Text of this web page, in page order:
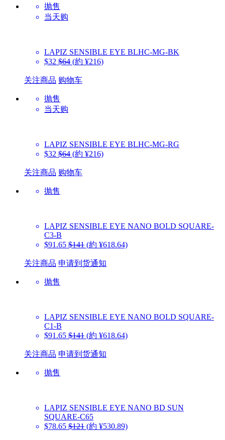
抛售
当天购
LAPIZ SENSIBLE EYE BLHC-MG-BK
$32 $64 (約 ¥216)
关注商品 购物车
抛售
当天购
LAPIZ SENSIBLE EYE BLHC-MG-RG
$32 $64 (約 ¥216)
关注商品 购物车
抛售
LAPIZ SENSIBLE EYE NANO BOLD SQUARE-
C3-B
$91.65 $141 (約 ¥618.64)
关注商品 申请到货通知
抛售
LAPIZ SENSIBLE EYE NANO BOLD SQUARE-
C1-B
$91.65 $141 (約 ¥618.64)
关注商品 申请到货通知
抛售
LAPIZ SENSIBLE EYE NANO BD SUN
SQUARE-C65
$78.65 $121 (約 ¥530.89)